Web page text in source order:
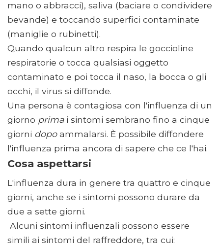
mano o abbracci), saliva (baciare o condividere
bevande) e toccando superfici contaminate
(maniglie o rubinetti).
Quando qualcun altro respira le goccioline
respiratorie o tocca qualsiasi oggetto
contaminato e poi tocca il naso, la bocca o gli
occhi, il virus si diffonde.
Una persona è contagiosa con l'influenza di un
giorno primai sintomi sembrano fino a cinque
giorni dopoammalarsi. È possibile diffondere
l'influenza prima ancora di sapere che ce l'hai.
Cosa aspettarsi
L'influenza dura in genere tra quattro e cinque
giorni, anche se i sintomi possono durare da
due a sette giorni.
Alcuni sintomi influenzali possono essere
simili ai sintomi del raffreddore, tra cui: